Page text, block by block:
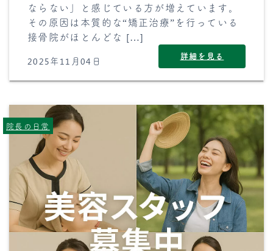
ならない」と感じている方が増えています。
その原因は本質的な“矯正治療”を行っている
接骨院がほとんどな […]
2025年11月04日 詳細を見る
院長の日常